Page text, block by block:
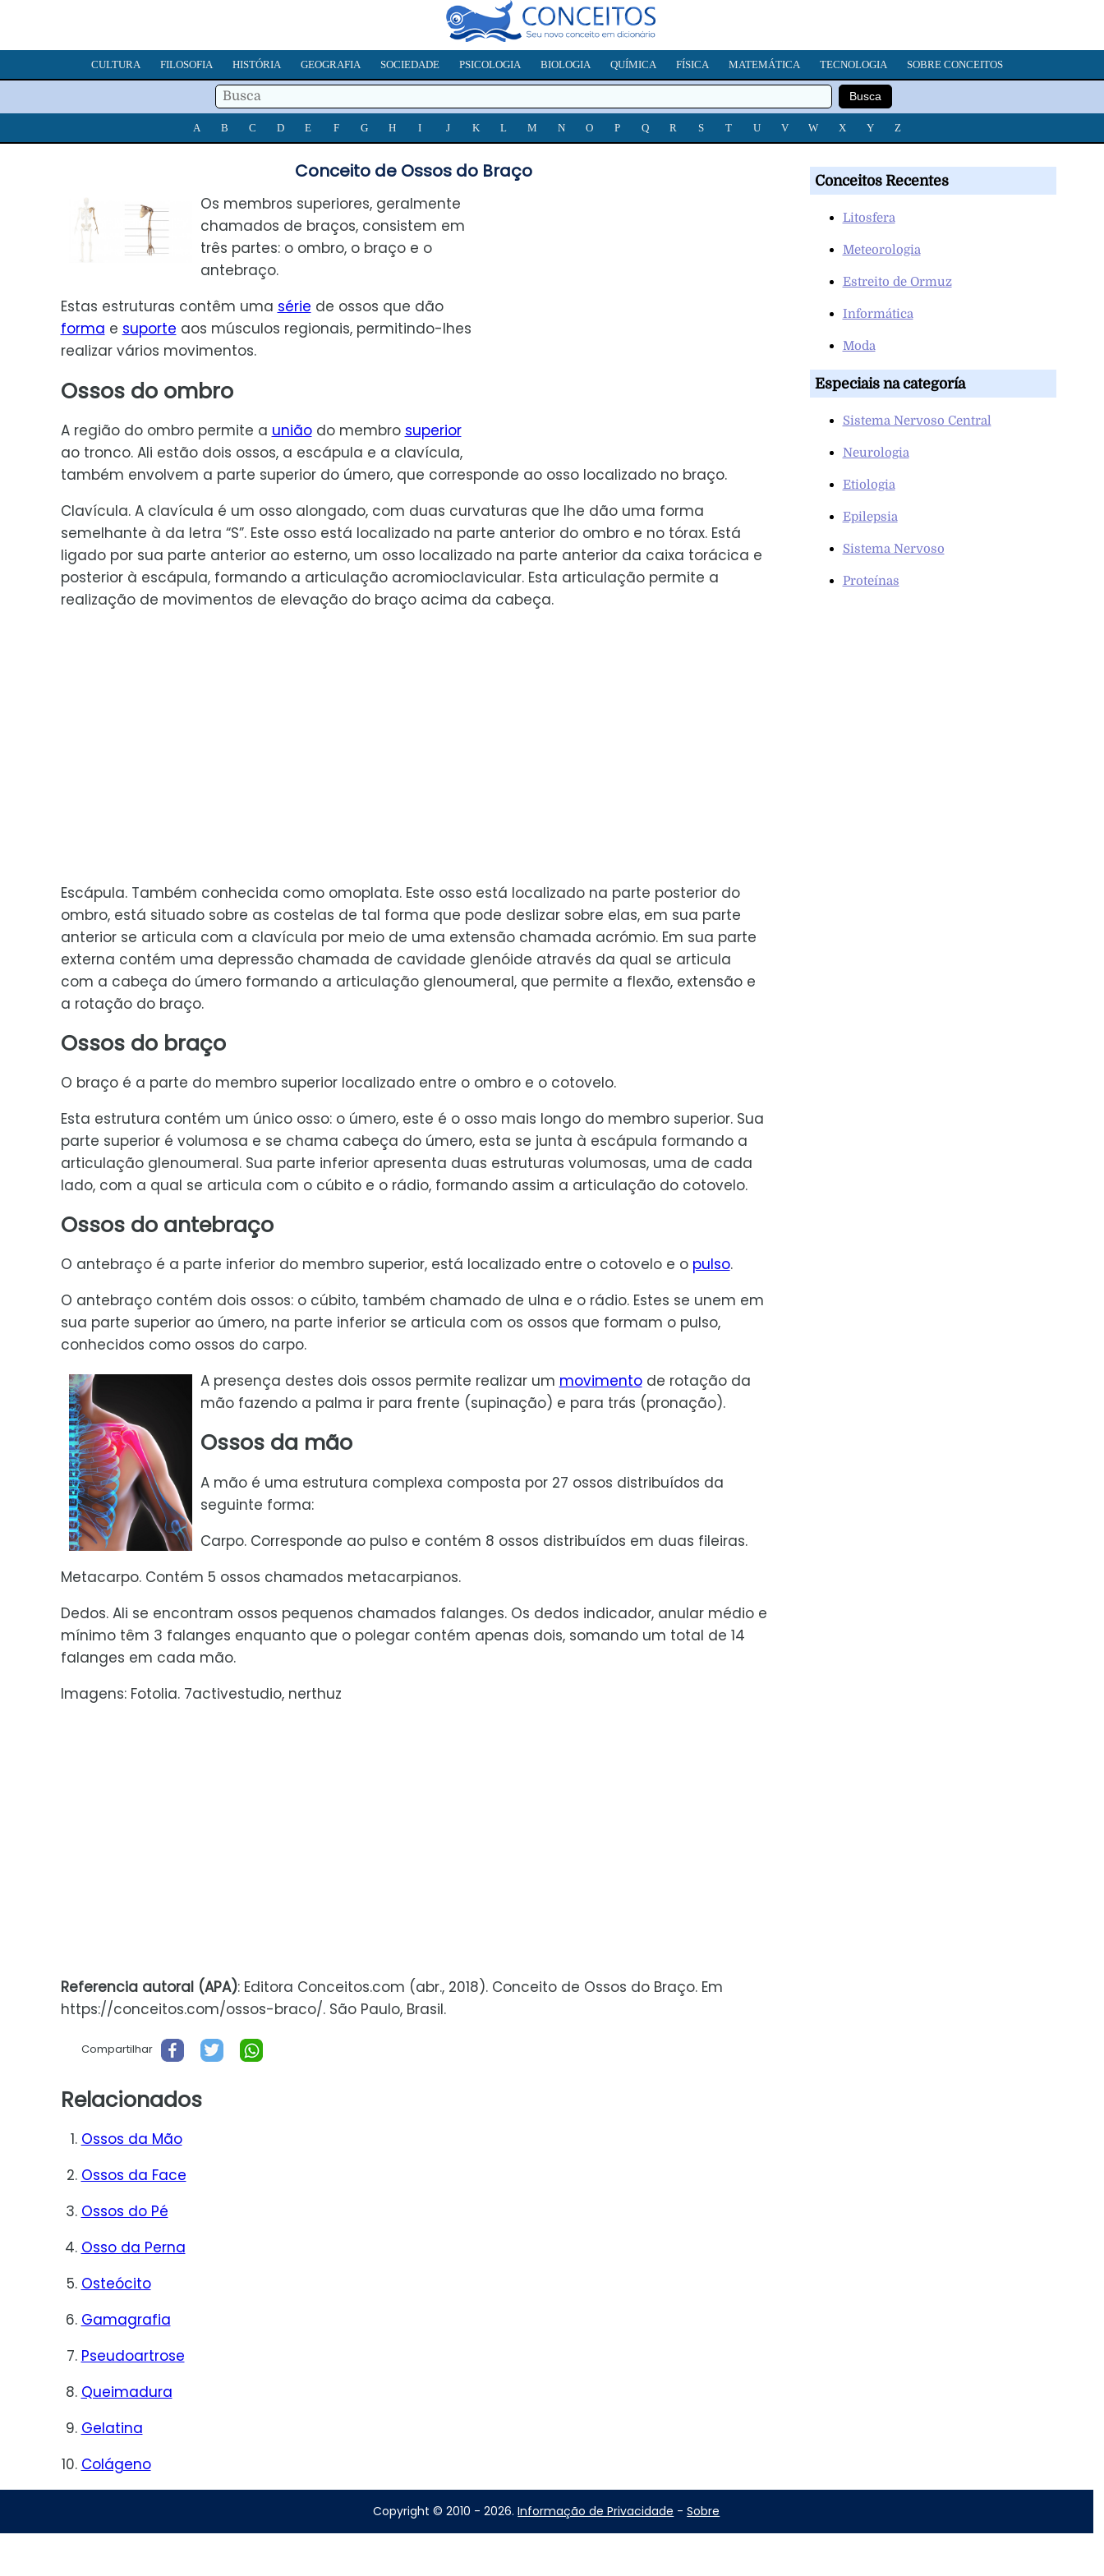
CULTURA FILOSOFIA HISTÓRIA GEOGRAFIA SOCIEDADE PSICOLOGIA BIOLOGIA QUÍMICA FÍSICA MATEMÁTICA TECNOLOGIA SOBRE CONCEITOS
A B C D E F G H I J K L M N O P Q R S T U V W X Y Z
Conceito de Ossos do Braço
Os membros superiores, geralmente
chamados de braços, consistem em
três partes: o ombro, o braço e o
antebraço.
Estas estruturas contêm uma série de ossos que dão
forma e suporte aos músculos regionais, permitindo-lhes
realizar vários movimentos.
Ossos do ombro
A região do ombro permite a uniãodo membro superior
ao tronco. Ali estão dois ossos, a escápula e a clavícula,
também envolvem a parte superior do úmero, que corresponde ao osso localizado no braço.
Clavícula. A clavícula é um osso alongado, com duas curvaturas que lhe dão uma forma
semelhante à da letra “S”. Este osso está localizado na parte anterior do ombro e no tórax. Está
ligado por sua parte anterior ao esterno, um osso localizado na parte anterior da caixa torácica e
posterior à escápula, formando a articulação acromioclavicular. Esta articulação permite a
realização de movimentos de elevação do braço acima da cabeça.
Escápula. Também conhecida como omoplata. Este osso está localizado na parte posterior do
ombro, está situado sobre as costelas de tal forma que pode deslizar sobre elas, em sua parte
anterior se articula com a clavícula por meio de uma extensão chamada acrómio. Em sua parte
externa contém uma depressão chamada de cavidade glenóide através da qual se articula
com a cabeça do úmero formando a articulação glenoumeral, que permite a flexão, extensão e
a rotação do braço.
Ossos do braço
O braço é a parte do membro superior localizado entre o ombro e o cotovelo.
Esta estrutura contém um único osso: o úmero, este é o osso mais longo do membro superior. Sua
parte superior é volumosa e se chama cabeça do úmero, esta se junta à escápula formando a
articulação glenoumeral. Sua parte inferior apresenta duas estruturas volumosas, uma de cada
lado, com a qual se articula com o cúbito e o rádio, formando assim a articulação do cotovelo.
Ossos do antebraço
O antebraço é a parte inferior do membro superior, está localizado entre o cotovelo e o pulso.
O antebraço contém dois ossos: o cúbito, também chamado de ulna e o rádio. Estes se unem em
sua parte superior ao úmero, na parte inferior se articula com os ossos que formam o pulso,
conhecidos como ossos do carpo.
A presença destes dois ossos permite realizar um movimentode rotação da
mão fazendo a palma ir para frente (supinação) e para trás (pronação).
Ossos da mão
A mão é uma estrutura complexa composta por 27 ossos distribuídos da
seguinte forma:
Carpo. Corresponde ao pulso e contém 8 ossos distribuídos em duas fileiras.
Metacarpo. Contém 5 ossos chamados metacarpianos.
Dedos. Ali se encontram ossos pequenos chamados falanges. Os dedos indicador, anular médio e
mínimo têm 3 falanges enquanto que o polegar contém apenas dois, somando um total de 14
falanges em cada mão.
Imagens: Fotolia. 7activestudio, nerthuz
Referencia autoral (APA): Editora Conceitos.com (abr., 2018). Conceito de Ossos do Braço. Em
https://conceitos.com/ossos-braco/. São Paulo, Brasil.
Compartilhar
Relacionados
Ossos da Mão
Ossos da Face
Ossos do Pé
Osso da Perna
Osteócito
Gamagrafia
Pseudoartrose
Queimadura
Gelatina
Colágeno
Conceitos Recentes
Litosfera
Meteorologia
Estreito de Ormuz
Informática
Moda
Especiais na categoría
Sistema Nervoso Central
Neurologia
Etiologia
Epilepsia
Sistema Nervoso
Proteínas
Copyright © 2010 - 2026.Informação de Privacidade -Sobre